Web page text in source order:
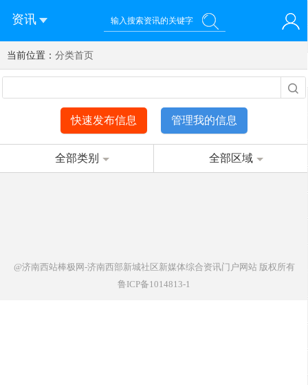
资讯
您好！欢迎来到济南西站棒极网-济南西部新城社区新媒体综
合资讯门户网站
登录 注册 微信快速登录
当前位置： 分类首页
快速发布信息 管理我的信息
全部类别 全部区域
@济南西站棒极网-济南西部新城社区新媒体综合资讯门户网站版权所有
鲁ICP备1014813-1